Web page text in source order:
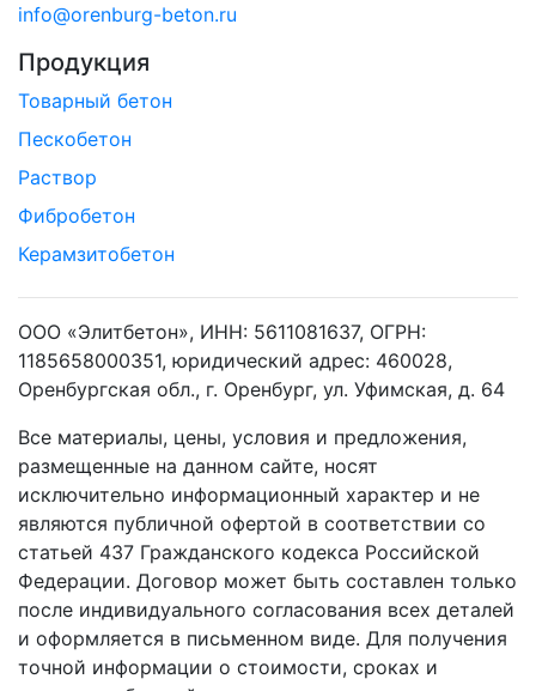
info@orenburg-beton.ru
Продукция
Товарный бетон
Пескобетон
Раствор
Фибробетон
Керамзитобетон
ООО «Элитбетон», ИНН: 5611081637, ОГРН:
1185658000351, юридический адрес: 460028,
Оренбургская обл., г. Оренбург, ул. Уфимская, д. 64
Все материалы, цены, условия и предложения,
размещенные на данном сайте, носят
исключительно информационный характер и не
являются публичной офертой в соответствии со
статьей 437 Гражданского кодекса Российской
Федерации. Договор может быть составлен только
после индивидуального согласования всех деталей
и оформляется в письменном виде. Для получения
точной информации о стоимости, сроках и